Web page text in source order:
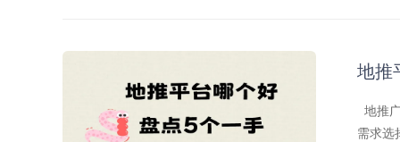
地推
地推
需求选